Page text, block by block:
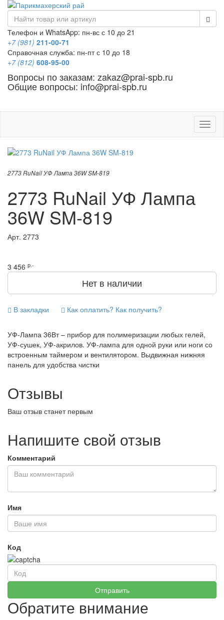
Телефон и WhatsApp: пн-вс с 10 до 21
+7 (981) 211-00-71
Справочная служба: пн-пт с 10 до 18
+7 (812) 608-95-00
Вопросы по заказам: zakaz@prai-spb.ru
Общие вопросы: info@prai-spb.ru
2773 RuNail УФ Лампа 36W SM-819
2773 RuNail УФ Лампа
36W SM-819
Арт. 2773
3 456 р.-
Нет в наличии
В закладки Как оплатить? Как получить?
УФ-Лампа 36Вт – прибор для полимеризации любых гелей,
УФ-сушек, УФ-акрилов. УФ-лампа для одной руки или ноги со
встроенным таймером и вентилятором. Выдвижная нижняя
панель для удобства чистки
Отзывы
Ваш отзыв станет первым
Напишите свой отзыв
Комментарий
Имя
Код
Обратите внимание